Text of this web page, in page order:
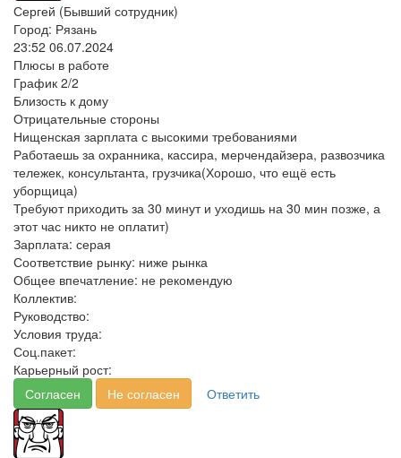
Сергей (Бывший сотрудник)
Город: Рязань
23:52 06.07.2024
Плюсы в работе
График 2/2
Близость к дому
Отрицательные стороны
Нищенская зарплата с высокими требованиями
Работаешь за охранника, кассира, мерчендайзера, развозчика
тележек, консультанта, грузчика(Хорошо, что ещё есть
уборщица)
Требуют приходить за 30 минут и уходишь на 30 мин позже, а
этот час никто не оплатит)
Зарплата: серая
Соответствие рынку: ниже рынка
Общее впечатление: не рекомендую
Коллектив:
Руководство:
Условия труда:
Соц.пакет:
Карьерный рост:
Согласен
Не согласен Ответить